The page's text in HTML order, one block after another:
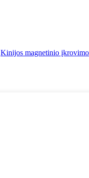
Kinijos magnetinio